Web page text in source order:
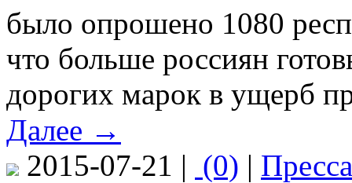
было опрошено 1080
что больше россиян
дорогих марок в ущерб
Далее →
2015-07-21 | (0) | Пресса